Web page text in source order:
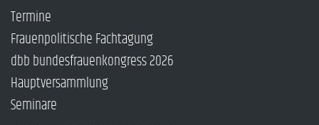
Termine
Frauenpolitische Fachtagung
dbb bundesfrauenkongress 2026
Hauptversammlung
Seminare